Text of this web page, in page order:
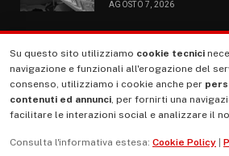
AGOSTO 7, 2026
MENU
La Nostra Storia
Su questo sito utilizziamo cookie tecnici
navigazione e funzionali all'erogazione del
consenso, utilizziamo i cookie anche per
contenuti ed annunci, per fornirti una
facilitare le interazioni social e analizzare il
Consulta l'informativa estesa: Cookie Policy